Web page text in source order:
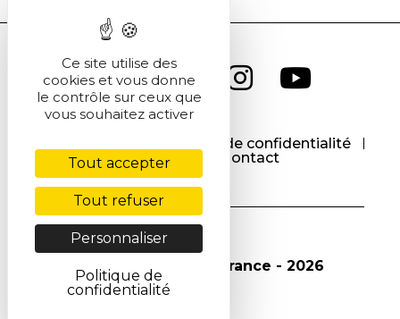
Politique de confidentialité
Cookies
Contact
© Société Chimique de France - 2026
Ce site utilise des
cookies et vous donne
le contrôle sur ceux que
vous souhaitez activer
Tout accepter
Tout refuser
Personnaliser
Politique de
confidentialité